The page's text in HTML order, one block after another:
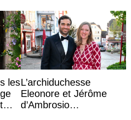
lesL’archiduchesse
Eleonore et Jérôme
d’Ambrosio